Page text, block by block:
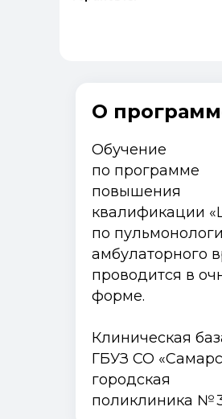
О
Обучение
по программе
повышения
квалификации
по
амбулаторного
проводится в
форме.
Клиническая
ГБУЗ СО
городская
поликлиника №